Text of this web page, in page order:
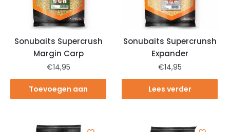
Sonubaits Supercrush
Margin Carp
€14,95
Toevoegen aan
Sonubaits Supercrunsh
Expander
€14,95
Lees verder